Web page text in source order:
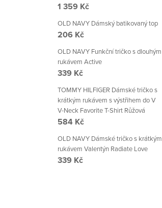
1 359 Kč
OLD NAVY Dámský batikovaný top
206 Kč
OLD NAVY Funkční tričko s dlouhým
rukávem Active
339 Kč
TOMMY HILFIGER Dámské tričko s
krátkým rukávem s výstřihem do V
V-Neck Favorite T-Shirt Růžová
584 Kč
OLD NAVY Dámské tričko s krátkým
rukávem Valentýn Radiate Love
339 Kč